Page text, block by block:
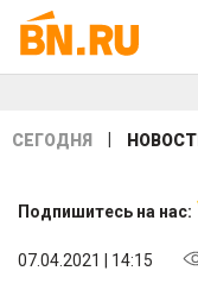
СЕГОДНЯ
Подпишитесь на нас:
07.04.2021 | 14:15